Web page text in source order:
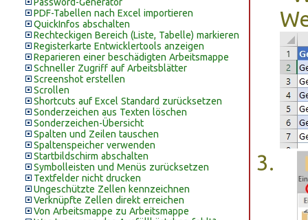
PDF-Tabellen nach Excel importieren
QuickInfos abschalten
Rechteckigen Bereich (Liste, Tabelle) markieren
Registerkarte Entwicklertools anzeigen
Reparieren einer beschädigten Arbeitsmappe
Schneller Zugriff auf Arbeitsblätter
Screenshot erstellen
Scrollen
Shortcuts auf Excel Standard zurücksetzen
Sonderzeichen aus Texten löschen
Sonderzeichen-Übersicht
Spalten und Zeilen tauschen
Spaltenspeicher verwenden
Startbildschirm abschalten
Symbolleisten und Menüs zurücksetzen
Textfelder nicht drucken
Ungeschützte Zellen kennzeichnen
Verknüpfte Zellen direkt erreichen
Von Arbeitsmappe zu Arbeitsmappe